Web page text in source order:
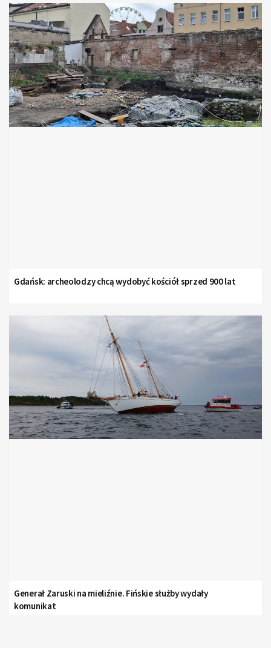
Gdańsk: archeolodzy chcą wydobyć kościół sprzed 900 lat
Generał Zaruski na mieliźnie. Fińskie służby wydały
komunikat